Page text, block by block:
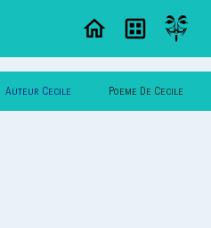
Auteur Cecile Poeme De Cecile